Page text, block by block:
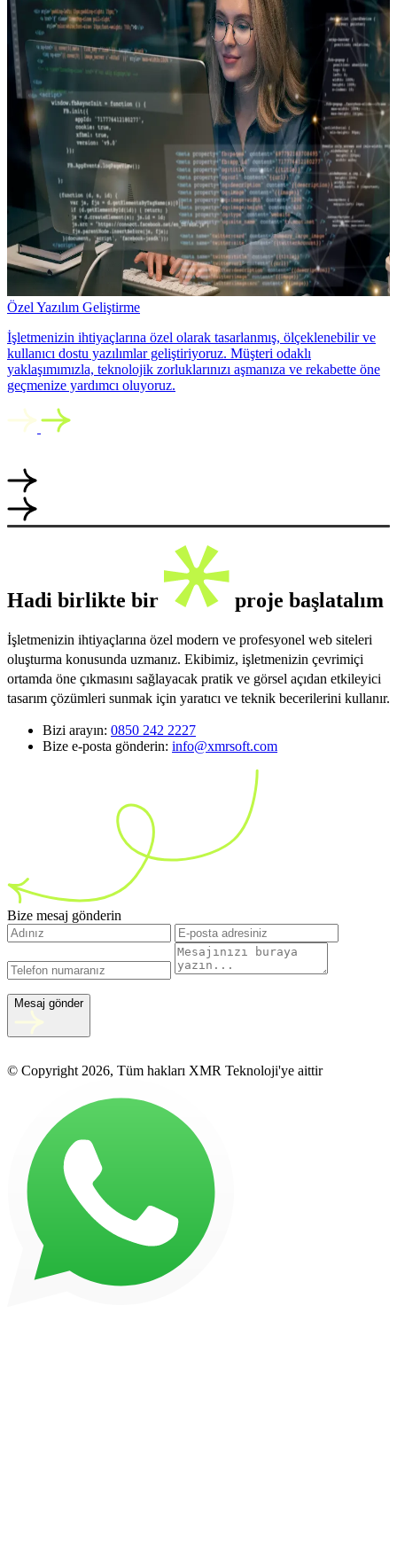
Özel Yazılım Geliştirme
İşletmenizin ihtiyaçlarına özel olarak tasarlanmış, ölçeklenebilir ve
kullanıcı dostu yazılımlar geliştiriyoruz. Müşteri odaklı
yaklaşımımızla, teknolojik zorluklarınızı aşmanıza ve rekabette öne
geçmenize yardımcı oluyoruz.
Hadi birlikte bir proje başlatalım
İşletmenizin ihtiyaçlarına özel modern ve profesyonel web siteleri
oluşturma konusunda uzmanız. Ekibimiz, işletmenizin çevrimiçi
ortamda öne çıkmasını sağlayacak pratik ve görsel açıdan etkileyici
tasarım çözümleri sunmak için yaratıcı ve teknik becerilerini kullanır.
Bizi arayın: 0850 242 2227
Bize e-posta gönderin: info@xmrsoft.com
Bize mesaj gönderin
Mesaj gönder
© Copyright 2026, Tüm hakları XMR Teknoloji'ye aittir